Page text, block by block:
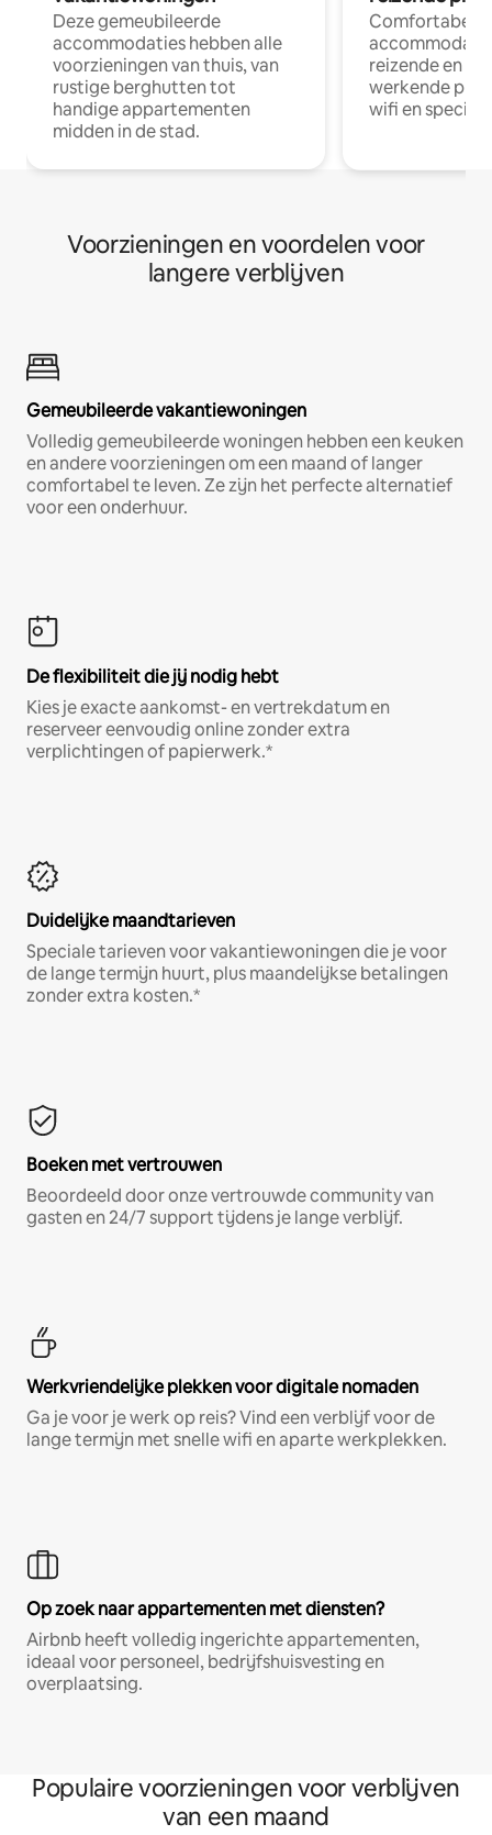
Deze gemeubileerde
accommodaties hebben alle
voorzieningen van thuis, van
rustige berghutten tot
handige appartementen
midden in de stad.
Comfortabele
reizende en
werkende
wifi en
Voorzieningen en voordelen voor
langere verblijven
Gemeubileerde vakantiewoningen
Volledig gemeubileerde woningen hebben een keuken
en andere voorzieningen om een maand of langer
comfortabel te leven. Ze zijn het perfecte alternatief
voor een onderhuur.
De flexibiliteit die jij nodig hebt
Kies je exacte aankomst- en vertrekdatum en
reserveer eenvoudig online zonder extra
verplichtingen of papierwerk.*
Duidelijke maandtarieven
Speciale tarieven voor vakantiewoningen die je voor
de lange termijn huurt, plus maandelijkse betalingen
zonder extra kosten.*
Boeken met vertrouwen
Beoordeeld door onze vertrouwde community van
gasten en 24/7 support tijdens je lange verblijf.
Werkvriendelijke plekken voor digitale nomaden
Ga je voor je werk op reis? Vind een verblijf voor de
lange termijn met snelle wifi en aparte werkplekken.
Op zoek naar appartementen met diensten?
Airbnb heeft volledig ingerichte appartementen,
ideaal voor personeel, bedrijfshuisvesting en
overplaatsing.
Populaire voorzieningen voor verblijven
van een maand